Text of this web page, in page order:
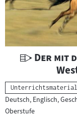
t
e
r
i
a
:
U
t
e
r
"
Der mit
Kategorie:
Unterrichtsmaterial
Deutsch, Englisch,
Oberstufe